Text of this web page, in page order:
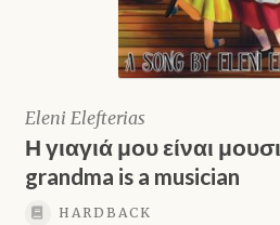
Eleni Elefterias
Η γιαγιά μου είναι
grandma is a musician
HARDBACK